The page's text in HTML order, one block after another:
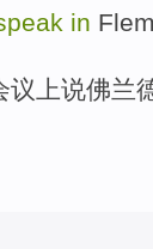
in
议上说佛兰